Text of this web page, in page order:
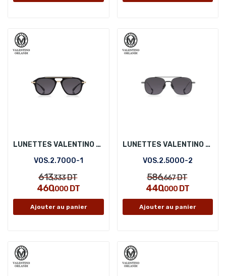
LUNETTES VALENTINO ORLANDI VOS.2.7000-1
VOS.2.7000-1
613,333DT
460,000 DT
Ajouter au panier
LUNETTES VALENTINO ORLANDI VOS.2.5000-2
VOS.2.5000-2
586,667DT
440,000 DT
Ajouter au panier